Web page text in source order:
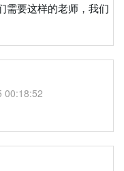
需要这样的老师，我们
00:18:52